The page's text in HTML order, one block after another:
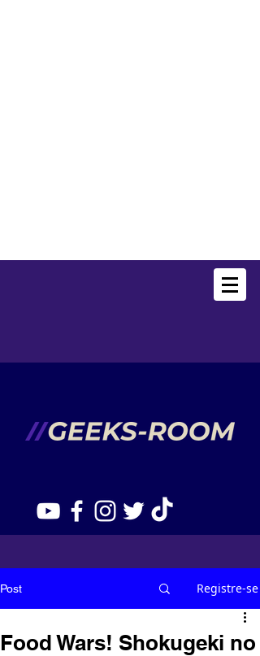
Post Registre-se
Food Wars! Shokugeki no